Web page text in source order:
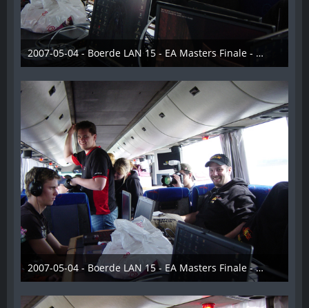
2007-05-04 - Boerde LAN 15 - EA Masters Finale - 006
28. Dezember 2012
2007-05-04 - Boerde LAN 15 - EA Masters Finale - 007
28. Dezember 2012